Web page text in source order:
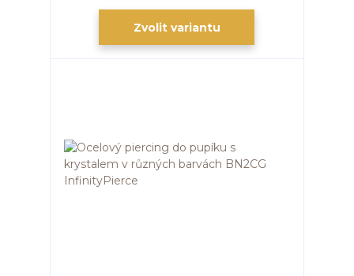
Zvolit variantu